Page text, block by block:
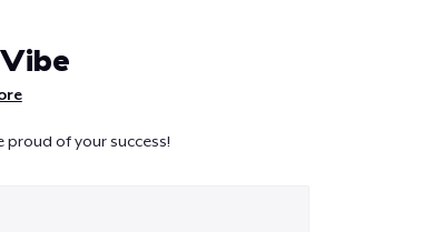
proud of your success!